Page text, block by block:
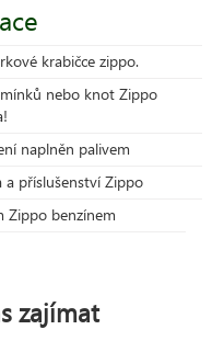
krabičce zippo.
nebo knot Zippo
naplněn palivem
a příslušenství Zippo
Zippo benzínem
zajímat